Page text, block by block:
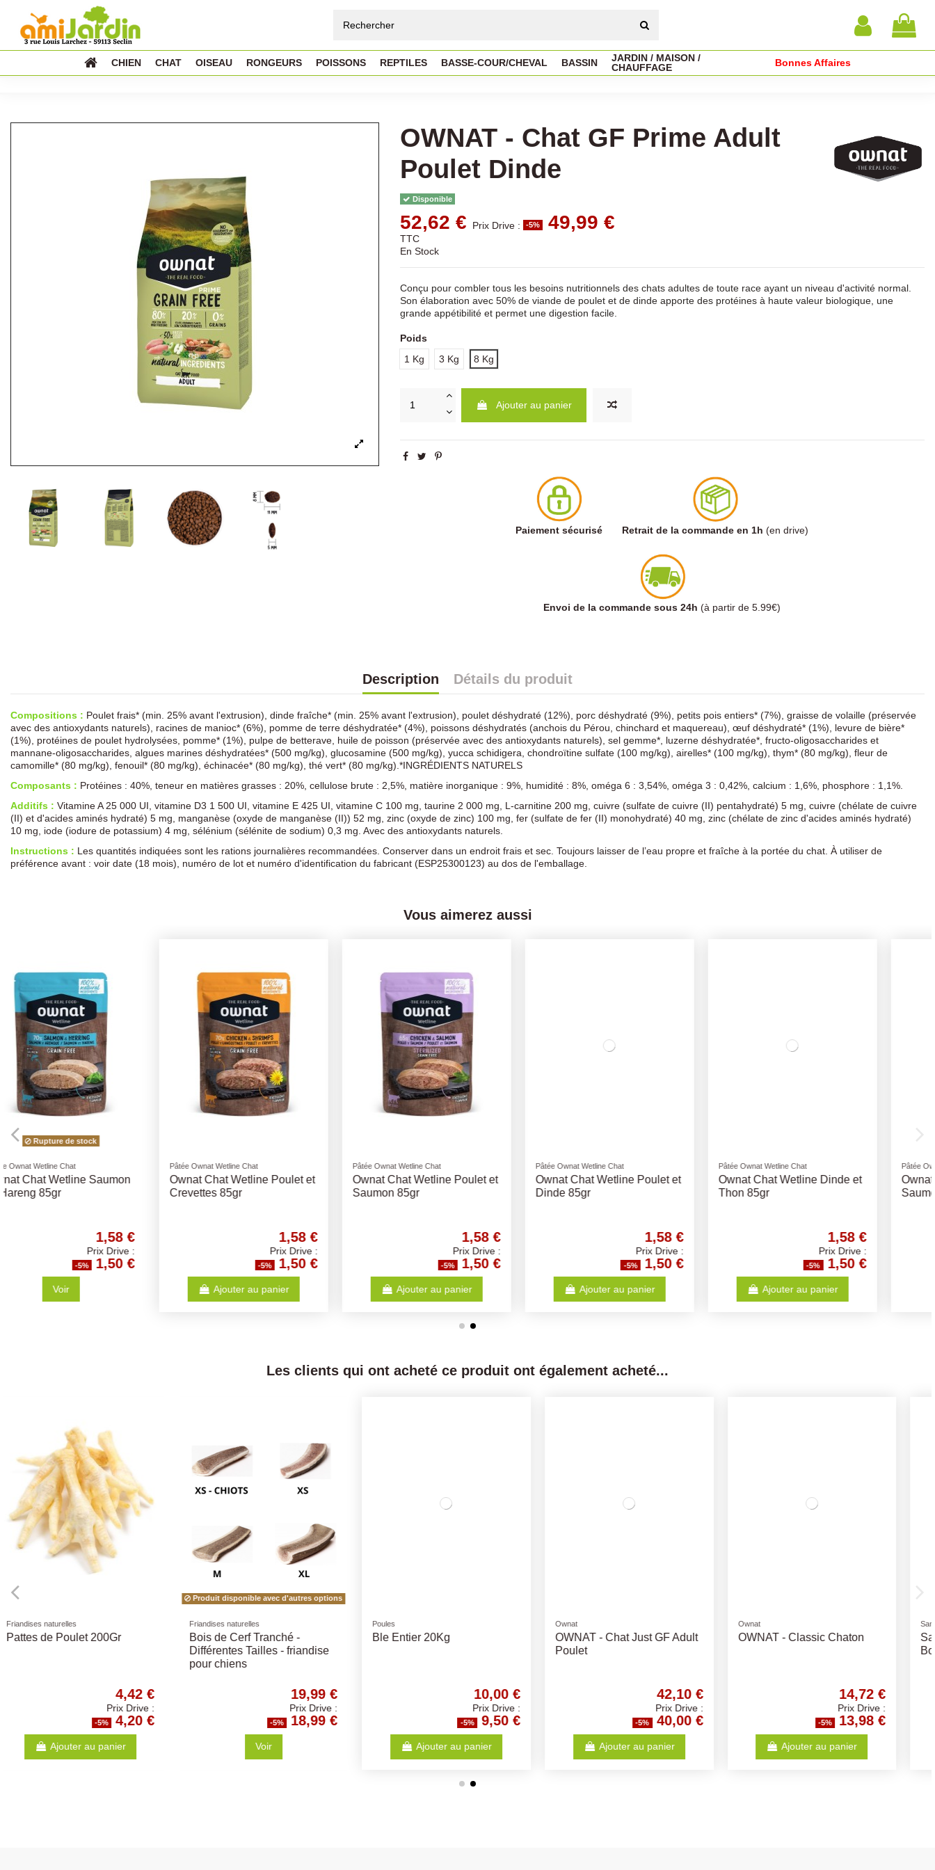
CHIEN CHAT OISEAU RONGEURS POISSONS REPTILES BASSE-COUR/CHEVAL BASSIN
JARDIN / MAISON /
CHAUFFAGE
Bonnes Affaires
OWNAT - Chat GF Prime Adult
Poulet Dinde
Disponible
52,62 € Prix Drive : -5% 49,99 €
TTC
En Stock
Conçu pour combler tous les besoins nutritionnels des chats adultes de toute race ayant un niveau d'activité normal.
Son élaboration avec 50% de viande de poulet et de dinde apporte des protéines à haute valeur biologique, une
grande appétibilité et permet une digestion facile.
Poids
1 Kg
3 Kg 8 Kg
Ajouter au panier
Paiement sécurisé Retrait de la commande en 1h (en drive)
Envoi de la commande sous 24h (à partir de 5.99€)
Description Détails du produit
Compositions : Poulet frais* (min. 25% avant l'extrusion), dinde fraîche* (min. 25% avant l'extrusion), poulet déshydraté (12%), porc déshydraté (9%), petits pois entiers* (7%), graisse de volaille (préservée
avec des antioxydants naturels), racines de manioc* (6%), pomme de terre déshydratée* (4%), poissons déshydratés (anchois du Pérou, chinchard et maquereau), œuf déshydraté* (1%), levure de bière*
(1%), protéines de poulet hydrolysées, pomme* (1%), pulpe de betterave, huile de poisson (préservée avec des antioxydants naturels), sel gemme*, luzerne déshydratée*, fructo-oligosaccharides et
mannane-oligosaccharides, algues marines déshydratées* (500 mg/kg), glucosamine (500 mg/kg), yucca schidigera, chondroïtine sulfate (100 mg/kg), airelles* (100 mg/kg), thym* (80 mg/kg), fleur de
camomille* (80 mg/kg), fenouil* (80 mg/kg), échinacée* (80 mg/kg), thé vert* (80 mg/kg).*INGRÉDIENTS NATURELS
Composants : Protéines : 40%, teneur en matières grasses : 20%, cellulose brute : 2,5%, matière inorganique : 9%, humidité : 8%, oméga 6 : 3,54%, oméga 3 : 0,42%, calcium : 1,6%, phosphore : 1,1%.
Additifs : Vitamine A 25 000 UI, vitamine D3 1 500 UI, vitamine E 425 UI, vitamine C 100 mg, taurine 2 000 mg, L-carnitine 200 mg, cuivre (sulfate de cuivre (II) pentahydraté) 5 mg, cuivre (chélate de cuivre
(II) et d'acides aminés hydraté) 5 mg, manganèse (oxyde de manganèse (II)) 52 mg, zinc (oxyde de zinc) 100 mg, fer (sulfate de fer (II) monohydraté) 40 mg, zinc (chélate de zinc d'acides aminés hydraté)
10 mg, iode (iodure de potassium) 4 mg, sélénium (sélénite de sodium) 0,3 mg. Avec des antioxydants naturels.
Instructions : Les quantités indiquées sont les rations journalières recommandées. Conserver dans un endroit frais et sec. Toujours laisser de l’eau propre et fraîche à la portée du chat. À utiliser de
préférence avant : voir date (18 mois), numéro de lot et numéro d'identification du fabricant (ESP25300123) au dos de l'emballage.
Vous aimerez aussi
Pâtée Ownat Wetline Chat
Ownat Chat Wetline Poulet et
Crevettes 85gr
Prix Drive :
-5% 1,50 €
Pâtée Ownat Wetline Chat
Ownat Chat Wetline Poulet et
Saumon 85gr
Prix Drive :
-5% 1,50 €
Ajouter au panier
Pâtée Ownat Wetline Chat
Ownat Chat Wetline Poulet et
Dinde 85gr
Prix Drive :
-5% 1,50 €
Ajouter au panier
Pâtée Ownat Wetline Chat
Ownat Chat Wetline Dinde et
Thon 85gr
Prix Drive :
-5% 1,50 €
Ajouter au panier
Pâtée Ownat Wetline Chat
Ownat Chat Wetline Kitten
Saumon et Dinde 85gr
Prix Drive :
-5% 1,50 €
Voir
Les clients qui ont acheté ce produit ont également acheté...
Poules
Ble Entier 20Kg
10,00 €
Prix Drive :
-5% 9,50 €
Ajouter au panier
Ownat
OWNAT - Chat Just GF Adult
Poulet
42,10 €
Prix Drive :
-5% 40,00 €
Ajouter au panier
Ownat
OWNAT - Classic Chaton
14,72 €
Prix Drive :
-5% 13,98 €
Ajouter au panier
Sanabelle
Sanabelle Boite Truite et
Boeuf 400Gr
2,41 €
Prix Drive :
-5% 2,29 €
Ajouter au panier
Poules
Mais Entier 20Kg
9,46 €
Prix Drive :
-5% 8,99 €
Ajouter au panier